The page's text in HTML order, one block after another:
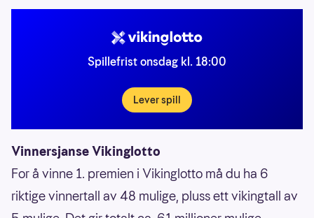
Spillefrist onsdag kl. 18:00
Lever spill
Vinnersjanse Vikinglotto
For å vinne 1. premien i Vikinglotto må du ha 6
riktige vinnertall av 48 mulige, pluss ett vikingtall av